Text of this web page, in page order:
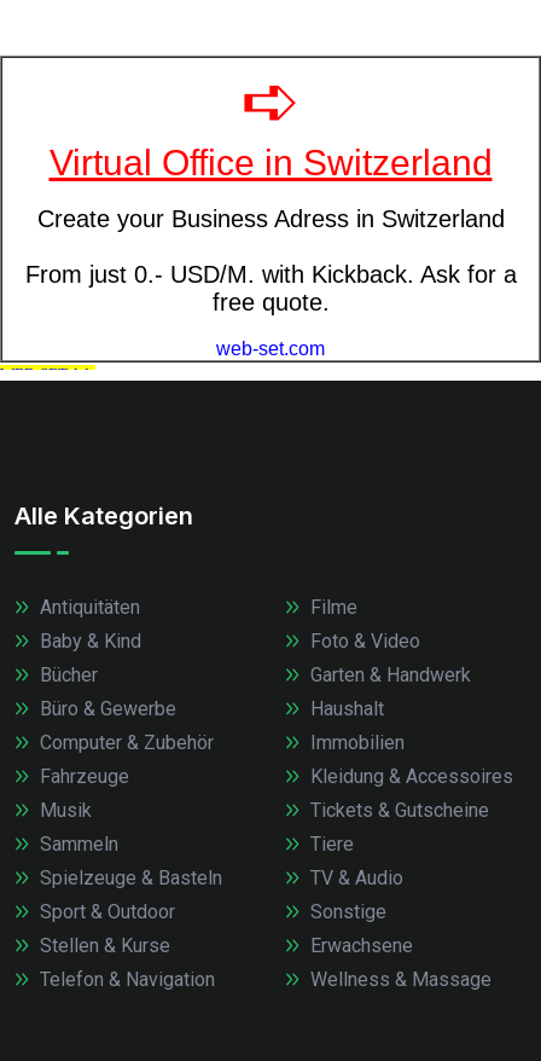
Alle Kategorien
Antiquitäten
Baby & Kind
Bücher
Büro & Gewerbe
Computer & Zubehör
Fahrzeuge
Filme
Foto & Video
Garten & Handwerk
Haushalt
Immobilien
Kleidung & Accessoires
Musik
Sammeln
Spielzeuge & Basteln
Sport & Outdoor
Stellen & Kurse
Telefon & Navigation
Tickets & Gutscheine
Tiere
TV & Audio
Sonstige
Erwachsene
Wellness & Massage